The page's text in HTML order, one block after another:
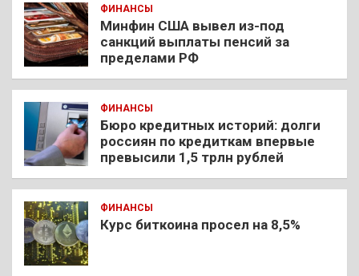
ФИНАНСЫ
Минфин США вывел из-под
санкций выплаты пенсий за
пределами РФ
ФИНАНСЫ
Бюро кредитных историй: долги
россиян по кредиткам впервые
превысили 1,5 трлн рублей
ФИНАНСЫ
Курс биткоина просел на 8,5%